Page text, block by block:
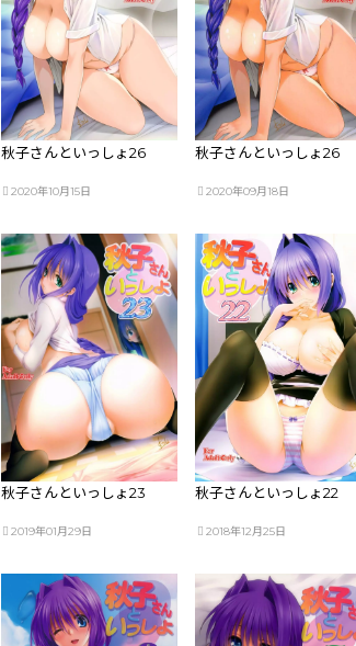
秋子さんといっしょ26
2020年10月15日
秋子さんといっしょ26
2020年09月18日
秋子さんといっしょ23
2019年01月29日
秋子さんといっしょ22
2018年12月25日